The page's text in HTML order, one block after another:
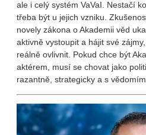
ale i celý systém VaVaI. Nestačí
třeba být u jejich vzniku.
novely zákona o Akademii věd
aktivně vystoupit a hájit své
reálně ovlivnit. Pokud chce být
aktérem, musí se chovat jako
razantně, strategicky a s